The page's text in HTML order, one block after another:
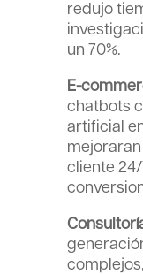
redujo
un 70%.
E-
chatbots
artificial
mejoraran
cliente